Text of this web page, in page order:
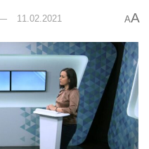
11.02.2021 AA